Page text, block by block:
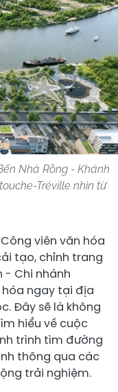
Nhà Rồng - Khánh
Tréville nhìn từ
viên văn hóa
tạo, chỉnh trang
- Chi nhánh
hóa ngay tại địa
Đây sẽ là không
hiểu về cuộc
trình tìm đường
thông qua các
trải nghiệm.